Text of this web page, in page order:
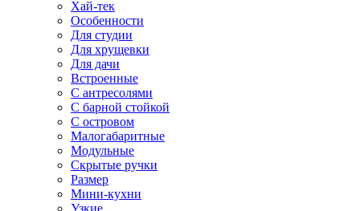
Хай-тек
Особенности
Для студии
Для хрущевки
Для дачи
Встроенные
С антресолями
С барной стойкой
С островом
Малогабаритные
Модульные
Скрытые ручки
Размер
Мини-кухни
Узкие